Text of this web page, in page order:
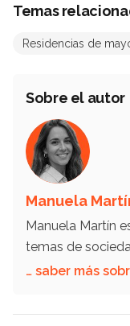
Temas
Residencias de
Sobre el autor
Manuela
Manuela Martín
temas de
… saber más